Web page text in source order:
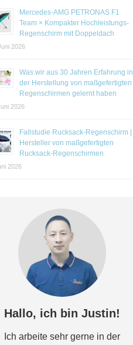
Mercedes-AMG PETRONAS F1
Team × Kompakter Hochleistungs-
Regenschirm mit Doppeldach
2026
Was wir aus 30 Jahren Erfahrung in
der Herstellung von maßgefertigten
Regenschirmen gelernt haben
2026
Fallstudie Rucksack-Regenschirm |
Hersteller von maßgefertigten
Rucksack-Regenschirmen
2026
Hallo, ich bin Justin!
Ich arbeite sehr gerne in der